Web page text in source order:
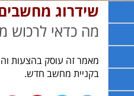
שידרוג
מה כדאי
מאמר זה עוסק בהצעות
בקניית מחשב חדש.